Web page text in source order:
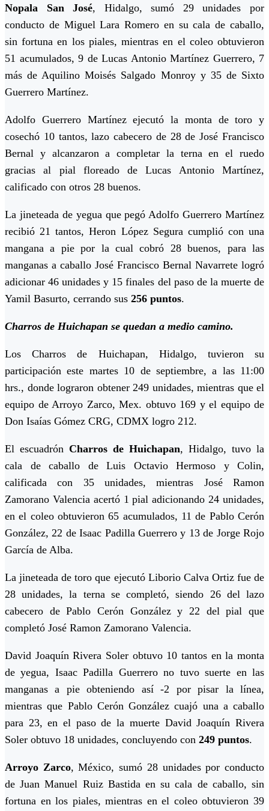
Nopala San José, Hidalgo, sumó 29 unidades por
conducto de Miguel Lara Romero en su cala de caballo,
sin fortuna en los piales, mientras en el coleo obtuvieron
51 acumulados, 9 de Lucas Antonio Martínez Guerrero, 7
más de Aquilino Moisés Salgado Monroy y 35 de Sixto
Guerrero Martínez.
Adolfo Guerrero Martínez ejecutó la monta de toro y
cosechó 10 tantos, lazo cabecero de 28 de José Francisco
Bernal y alcanzaron a completar la terna en el ruedo
gracias al pial floreado de Lucas Antonio Martínez,
calificado con otros 28 buenos.
La jineteada de yegua que pegó Adolfo Guerrero Martínez
recibió 21 tantos, Heron López Segura cumplió con una
mangana a pie por la cual cobró 28 buenos, para las
manganas a caballo José Francisco Bernal Navarrete logró
adicionar 46 unidades y 15 finales del paso de la muerte de
Yamil Basurto, cerrando sus 256 puntos.
Charros de Huichapan se quedan a medio camino.
Los Charros de Huichapan, Hidalgo, tuvieron su
participación este martes 10 de septiembre, a las 11:00
hrs., donde lograron obtener 249 unidades, mientras que el
equipo de Arroyo Zarco, Mex. obtuvo 169 y el equipo de
Don Isaías Gómez CRG, CDMX logro 212.
El escuadrón Charros de Huichapan, Hidalgo, tuvo la
cala de caballo de Luis Octavio Hermoso y Colin,
calificada con 35 unidades, mientras José Ramon
Zamorano Valencia acertó 1 pial adicionando 24 unidades,
en el coleo obtuvieron 65 acumulados, 11 de Pablo Cerón
González, 22 de Isaac Padilla Guerrero y 13 de Jorge Rojo
García de Alba.
La jineteada de toro que ejecutó Liborio Calva Ortiz fue de
28 unidades, la terna se completó, siendo 26 del lazo
cabecero de Pablo Cerón González y 22 del pial que
completó José Ramon Zamorano Valencia.
David Joaquín Rivera Soler obtuvo 10 tantos en la monta
de yegua, Isaac Padilla Guerrero no tuvo suerte en las
manganas a pie obteniendo así -2 por pisar la línea,
mientras que Pablo Cerón González cuajó una a caballo
para 23, en el paso de la muerte David Joaquín Rivera
Soler obtuvo 18 unidades, concluyendo con 249 puntos.
Arroyo Zarco, México, sumó 28 unidades por conducto
de Juan Manuel Ruiz Bastida en su cala de caballo, sin
fortuna en los piales, mientras en el coleo obtuvieron 39